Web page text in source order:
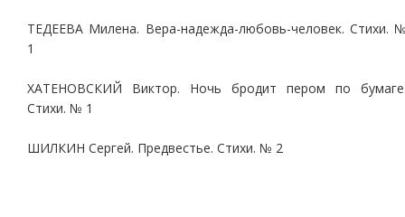
ТЕДЕЕВА Милена. Вера-надежда-любовь-человек. Стихи.
1
ХАТЕНОВСКИЙ Виктор. Ночь бродит пером по
Стихи. № 1
ШИЛКИН Сергей. Предвестье. Стихи. № 2